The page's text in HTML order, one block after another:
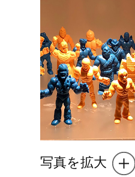
写真を拡大